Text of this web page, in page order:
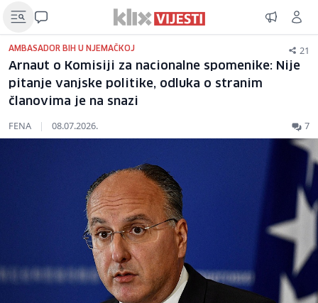
AMBASADOR BIH U NJEMAČKOJ 21
Arnaut o Komisiji za nacionalne spomenike: Nije
pitanje vanjske politike, odluka o stranim
članovima je na snazi
FENA | 08.07.2026. 7